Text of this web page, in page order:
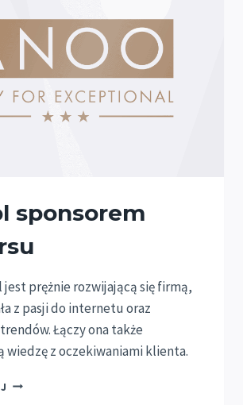
sponsorem
jest prężnie rozwijającą się firmą,
z pasji do internetu oraz
Łączy ona także
wiedzę z oczekiwaniami klienta.
ANOO.PL